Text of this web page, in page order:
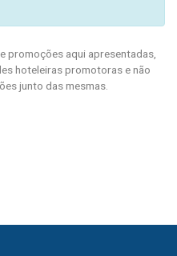
promoções aqui apresentadas,
hoteleiras promotoras e não
junto das mesmas.